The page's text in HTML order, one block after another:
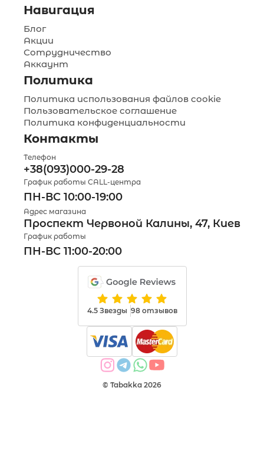
Навигация
Блог
Акции
Сотрудничество
Аккаунт
Политика
Политика использования файлов cookie
Пользовательское соглашение
Политика конфиденциальности
Контакты
Телефон
+38(093)000-29-28
График работы CALL-центра
ПН-ВС 10:00-19:00
Адрес магазина
Проспект Червоной Калины, 47, Киев
График работы
ПН-ВС 11:00-20:00
4.5 Звезды 98 отзывов
© Tabakka 2026